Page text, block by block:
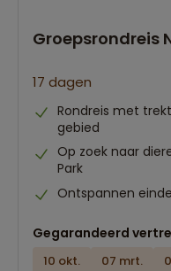
Groepsrondreis
17 dagen
Rondreis met
gebied
Op zoek naar
Park
Ontspannen
Gegarandeerd
10 okt. 07 mrt.